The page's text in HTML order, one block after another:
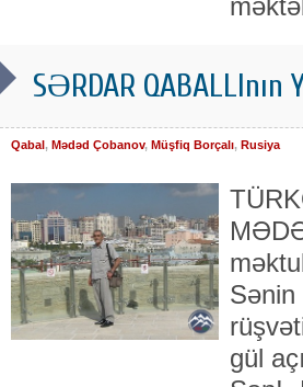
SƏRDAR QABALLInın
Qabal, Mədəd Çobanov, Müşfiq Borçalı, Rusiya
Sәnin
gül